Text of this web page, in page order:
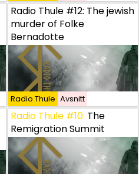
elections and funny True
and more from
Radio Thule #12: The jewish
murder of Folke
Bernadotte
Radio Thule Avsnitt
Radio Thule #10: The
Remigration Summit